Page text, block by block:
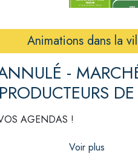
Animations dans la
-
PRODUCTEURS
AGENDAS !
Voir plus